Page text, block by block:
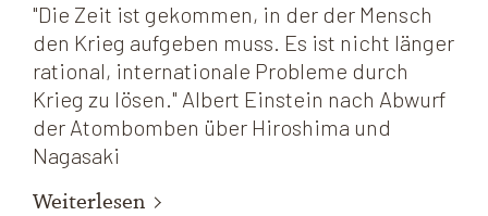
"Die Zeit ist gekommen, in der der Mensch
den Krieg aufgeben muss. Es ist nicht länger
rational, internationale Probleme durch
Krieg zu lösen." Albert Einstein nach Abwurf
der Atombomben über Hiroshima und
Nagasaki
Weiterlesen